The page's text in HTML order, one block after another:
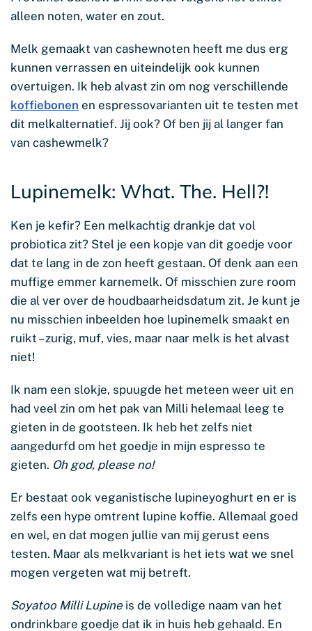
alleen noten, water en zout.
Melk gemaakt van cashewnoten heeft me dus erg
kunnen verrassen en uiteindelijk ook kunnen
overtuigen. Ik heb alvast zin om nog verschillende
koffiebonen en espressovarianten uit te testen met
dit melkalternatief. Jij ook? Of ben jij al langer fan
van cashewmelk?
Lupinemelk: What. The. Hell?!
Ken je kefir? Een melkachtig drankje dat vol
probiotica zit? Stel je een kopje van dit goedje voor
dat te lang in de zon heeft gestaan. Of denk aan een
muffige emmer karnemelk. Of misschien zure room
die al ver over de houdbaarheidsdatum zit. Je kunt je
nu misschien inbeelden hoe lupinemelk smaakt en
ruikt – zurig, muf, vies, maar naar melk is het alvast
niet!
Ik nam een slokje, spuugde het meteen weer uit en
had veel zin om het pak van Milli helemaal leeg te
gieten in de gootsteen. Ik heb het zelfs niet
aangedurfd om het goedje in mijn espresso te
gieten. Oh god, please no!
Er bestaat ook veganistische lupineyoghurt en er is
zelfs een hype omtrent lupine koffie. Allemaal goed
en wel, en dat mogen jullie van mij gerust eens
testen. Maar als melkvariant is het iets wat we snel
mogen vergeten wat mij betreft.
Soyatoo Milli Lupine is de volledige naam van het
ondrinkbare goedje dat ik in huis heb gehaald. En